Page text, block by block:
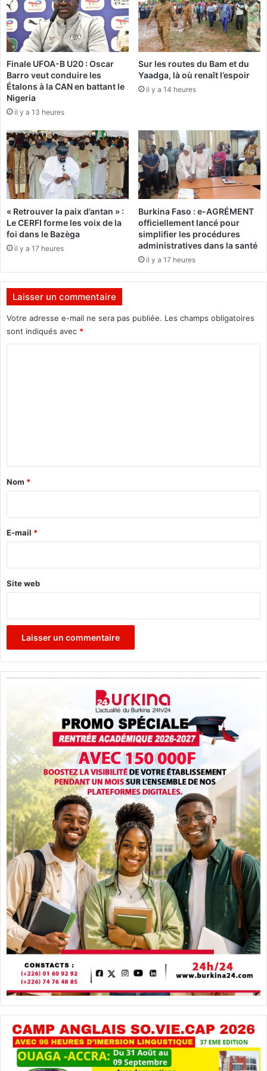
n
c
t
i
o
n
n
a
i
e
e
s
t
u
n
e
r
é
p
t
t
i
p
e
u
x
p
a
s
,
j
e
d
é
m
i
s
s
o
n
e
Finale UFOA-B U20 : Oscar
Barro veut conduire les
Étalons à la CAN en battant le
Nigeria
il y a 13 heures
Sur les routes du Bam et du
Yaadga, là où renaît l’espoir
il y a 14 heures
« Retrouver la paix d’antan » :
Le CERFI forme les voix de la
foi dans le Bazèga
il y a 17 heures
Burkina Faso : e-AGRÉMENT
officiellement lancé pour
simplifier les procédures
administratives dans la santé
il y a 17 heures
Laisser un commentaire
Votre adresse e-mail ne sera pas publiée. Les champs obligatoires
sont indiqués avec *
a
e
Nom *
E-mail *
Site web